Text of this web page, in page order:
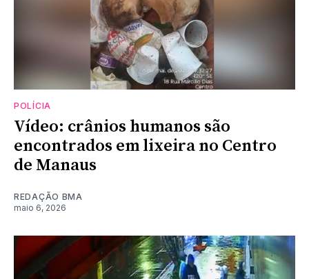
POLÍCIA
Vídeo: crânios humanos são
encontrados em lixeira no Centro
de Manaus
REDAÇÃO BMA
maio 6, 2026